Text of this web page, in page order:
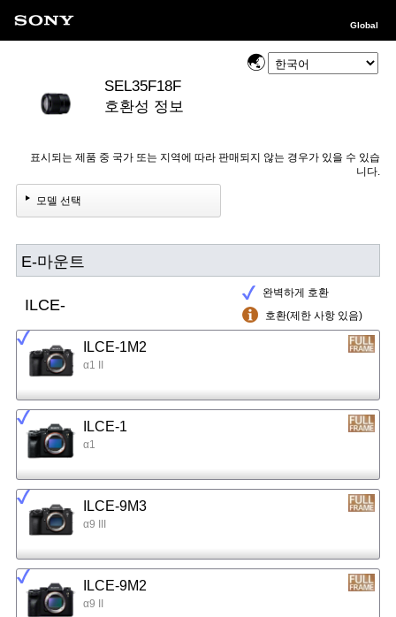
Global
SEL35F18F
호환성 정보
표시되는 제품 중 국가 또는 지역에 따라 판매되지 않는 경우가 있을 수 있습
니다.
모델 선택
E-마운트
완벽하게 호환
호환(제한 사항 있음)
ILCE-
ILCE-1M2
α1 II
ILCE-1
α1
ILCE-9M3
α9 III
ILCE-9M2
α9 II